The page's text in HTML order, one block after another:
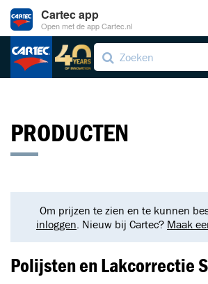
PRODUCTEN
Om prijzen te zien en te kunnen
inloggen. Nieuw bij Cartec? Maak
Polijsten en Lakcorrectie
Cartec app
Open met de app Cartec.nl